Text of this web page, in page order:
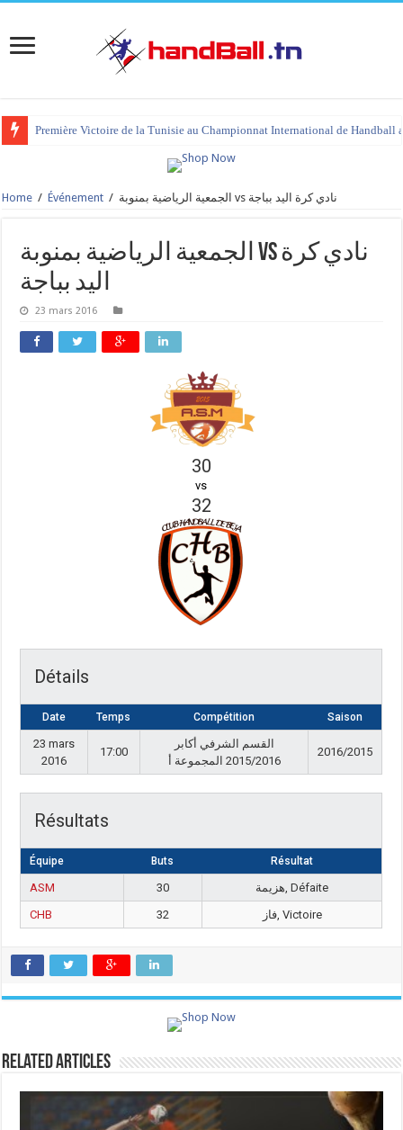
Première Victoire de la Tunisie au Championnat International de Handball
Home / Événement / الجمعية الرياضية بمنوبة vs نادي كرة اليد بباجة
الجمعية الرياضية بمنوبة vs نادي كرة
اليد بباجة
23 mars 2016
30
vs
32
Détails
Date Temps Compétition Saison
23 mars
2016
17:00
القسم الشرفي أكابر
2015/2016 المجموعة أ
2016/2015
Résultats
Équipe Buts Résultat
ASM 30
هزيمة, Défaite
CHB
32 فاز, Victoire
Related Articles